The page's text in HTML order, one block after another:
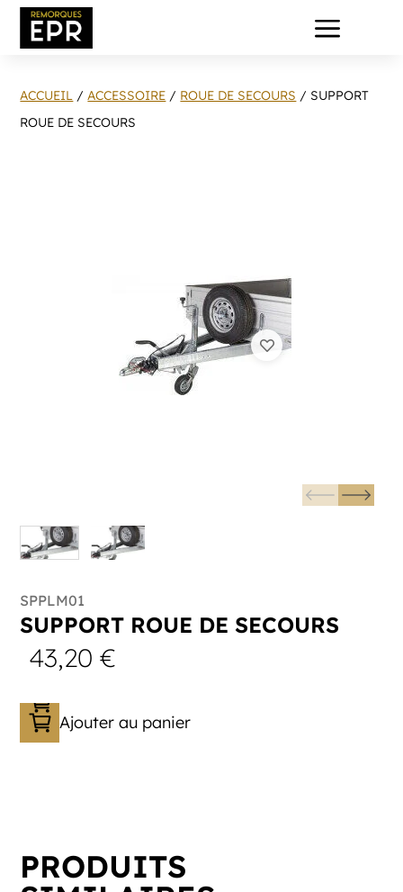
a
ACCUEIL /ACCESSOIRE / ROUE DE SECOURS / SUPPORT
ROUE DE SECOURS
SPPLM01
SUPPORT ROUE DE SECOURS
43,20€
Ajouter au panier
PRODUITS